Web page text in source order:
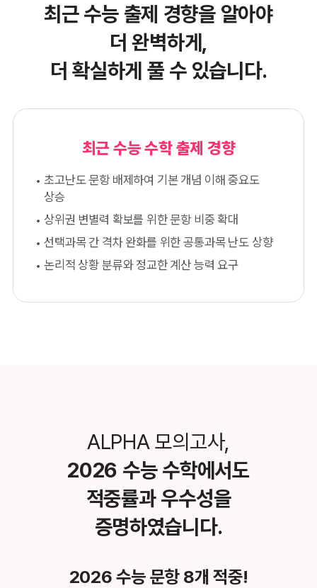
최근 수능 출제 경향을 알아야
더 완벽하게,
더 확실하게 풀 수 있습니다.
최근 수능 수학 출제 경향
초고난도 문항 배제하여 기본 개념 이해 중요도
상승
상위권 변별력 확보를 위한 문항 비중 확대
선택과목 간 격차 완화를 위한 공통과목 난도 상향
논리적 상황 분류와 정교한 계산 능력 요구
ALPHA 모의고사,
2026 수능 수학에서도
적중률과 우수성을
증명하였습니다.
2026 수능 문항 8개 적중!